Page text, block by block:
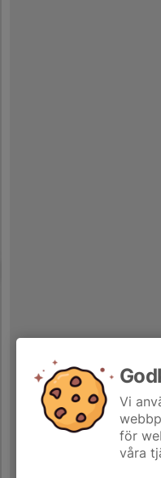
Vi
för
våra